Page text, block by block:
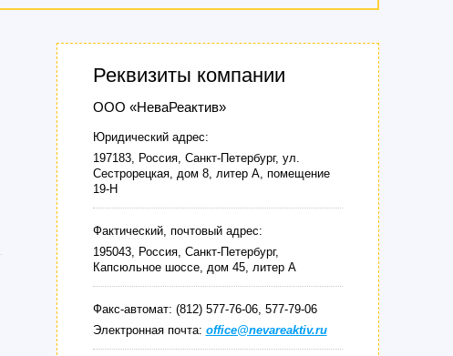
Реквизиты компании
ООО «НеваРеактив»
Юридический адрес:
197183, Россия, Санкт-Петербург, ул.
Сестрорецкая, дом 8, литер А, помещение
19-Н
Фактический, почтовый адрес:
195043, Россия, Санкт-Петербург,
Капсюльное шоссе, дом 45, литер А
Факс-автомат: (812) 577-76-06, 577-79-06
Электронная почта: office@nevareaktiv.ru